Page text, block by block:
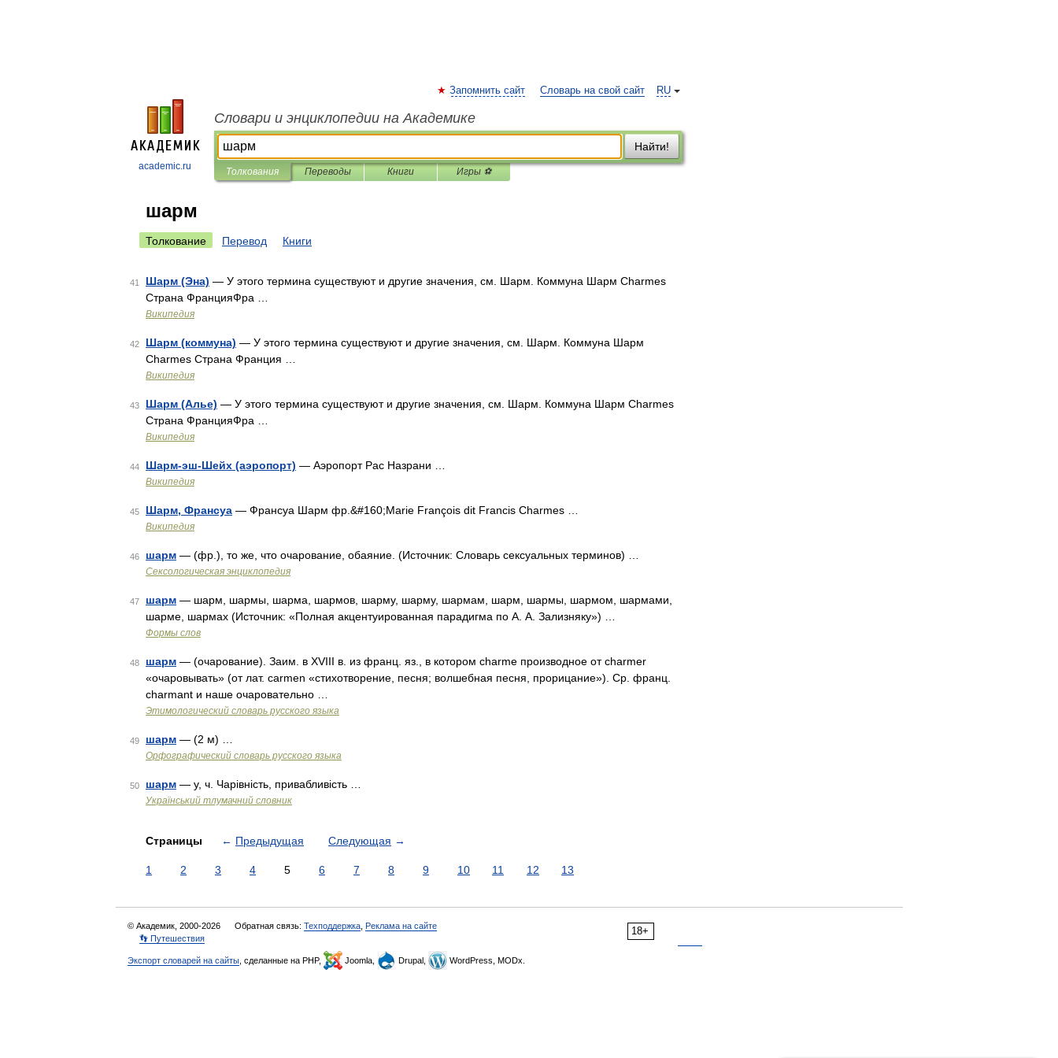
academic.ru
RU
Запомнить сайт Словарь на свой сайт
Словари и энциклопедии на Академике
Найти!
Толкования Переводы Книги Игры ⚽
шарм
Толкование Перевод Книги
41 Шарм (Эна) — У этого термина существуют и другие значения, см. Шарм. Коммуна Шарм Charmes
Страна ФранцияФра …
Википедия
42 Шарм (коммуна) — У этого термина существуют и другие значения, см. Шарм. Коммуна Шарм
Charmes Страна Франция …
Википедия
43 Шарм (Алье) — У этого термина существуют и другие значения, см. Шарм. Коммуна Шарм Charmes
Страна ФранцияФра …
Википедия
44 Шарм-эш-Шейх (аэропорт) — Аэропорт Рас Назрани …
Википедия
45 Шарм, Франсуа — Франсуа Шарм фр.&#160;Marie François dit Francis Charmes …
Википедия
46 шарм — (фр.), то же, что очарование, обаяние. (Источник: Словарь сексуальных терминов) …
Сексологическая энциклопедия
47 шарм — шарм, шармы, шарма, шармов, шарму, шарму, шармам, шарм, шармы, шармом, шармами,
шарме, шармах (Источник: «Полная акцентуированная парадигма по А. А. Зализняку») …
Формы слов
48 шарм — (очарование). Заим. в XVIII в. из франц. яз., в котором charme производное от charmer
«очаровывать» (от лат. carmen «стихотворение, песня; волшебная песня, прорицание»). Ср. франц.
charmant и наше очаровательно …
Этимологический словарь русского языка
49 шарм — (2 м) …
Орфографический словарь русского языка
50 шарм — у, ч. Чарівність, привабливість …
Український тлумачний словник
Страницы ← Предыдущая Следующая →
1 2 3 4 5 6 7 8 9 10 11 12 13
18+
© Академик, 2000-2026 Обратная связь: Техподдержка Реклама на сайте
👣 Путешествия
Экспорт словарей на сайты , сделанные на PHP, Joomla, Drupal, WordPress, MODx.